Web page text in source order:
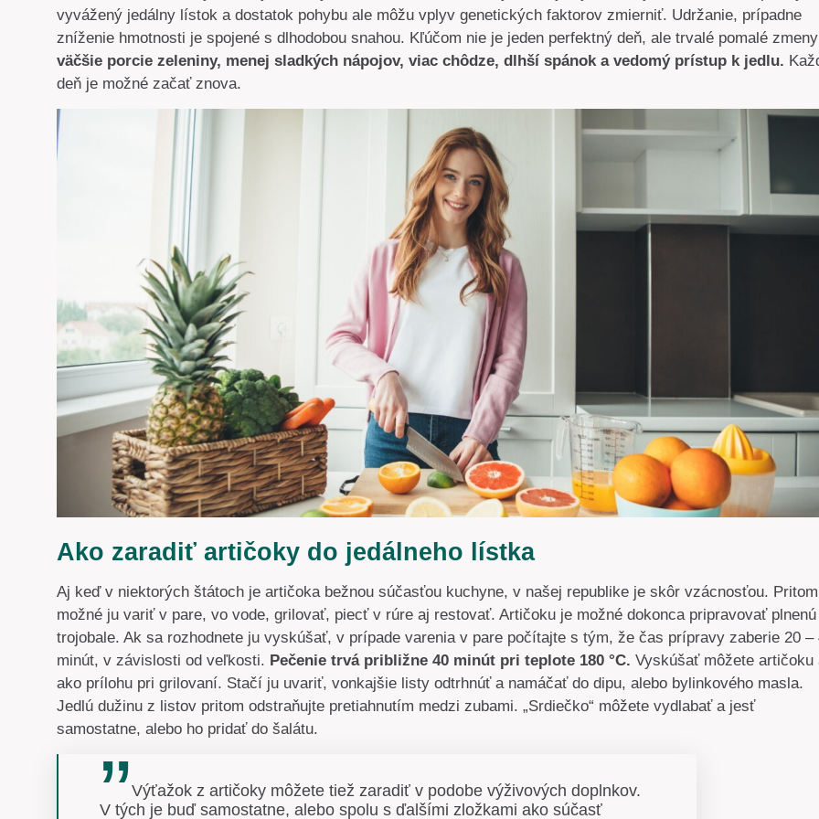
vyvážený jedálny lístok a dostatok pohybu ale môžu vplyv genetických faktorov zmierniť. Udržanie, prípadne
zníženie hmotnosti je spojené s dlhodobou snahou. Kľúčom nie je jeden perfektný deň, ale trvalé pomalé
väčšie porcie zeleniny, menej sladkých nápojov, viac chôdze, dlhší spánok a vedomý prístup k jedlu.
deň je možné začať znova.
Ako zaradiť artičoky do jedálneho lístka
Aj keď v niektorých štátoch je artičoka bežnou súčasťou kuchyne, v našej republike je skôr vzácnosťou.
možné ju variť v pare, vo vode, grilovať, piecť v rúre aj restovať. Artičoku je možné dokonca pripravovať
trojobale. Ak sa rozhodnete ju vyskúšať, v prípade varenia v pare počítajte s tým, že čas prípravy zaberie 20 –
minút, v závislosti od veľkosti. Pečenie trvá približne 40 minút pri teplote 180 °C. Vyskúšať môžete artičoku
ako prílohu pri grilovaní. Stačí ju uvariť, vonkajšie listy odtrhnúť a namáčať do dipu, alebo bylinkového masla.
Jedlú dužinu z listov pritom odstraňujte pretiahnutím medzi zubami. „Srdiečko“ môžete vydlabať a jesť
samostatne, alebo ho pridať do šalátu.
Výťažok z artičoky môžete tiež zaradiť v podobe výživových doplnkov.
V tých je buď samostatne, alebo spolu s ďalšími zložkami ako súčasť